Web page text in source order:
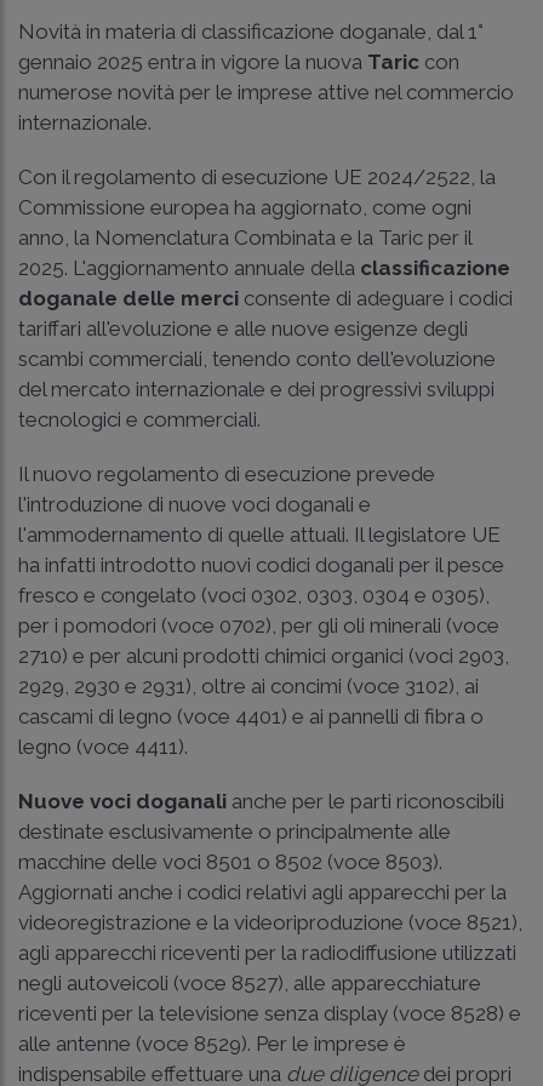
Novità in materia di classificazione doganale, dal 1°
gennaio 2025 entra in vigore la nuova Taric con
numerose novità per le imprese attive nel commercio
internazionale.
Con il regolamento di esecuzione UE 2024/2522, la
Commissione europea ha aggiornato, come ogni
anno, la Nomenclatura Combinata e la Taric per il
2025. L'aggiornamento annuale della classificazione
doganale delle merci consente di adeguare i codici
tariffari all'evoluzione e alle nuove esigenze degli
scambi commerciali, tenendo conto dell'evoluzione
del mercato internazionale e dei progressivi sviluppi
tecnologici e commerciali.
Il nuovo regolamento di esecuzione prevede
l'introduzione di nuove voci doganali e
l'ammodernamento di quelle attuali. Il legislatore UE
ha infatti introdotto nuovi codici doganali per il pesce
fresco e congelato (voci 0302, 0303, 0304 e 0305),
per i pomodori (voce 0702), per gli oli minerali (voce
2710) e per alcuni prodotti chimici organici (voci 2903,
2929, 2930 e 2931), oltre ai concimi (voce 3102), ai
cascami di legno (voce 4401) e ai pannelli di fibra o
legno (voce 4411).
Nuove voci doganali anche per le parti riconoscibili
destinate esclusivamente o principalmente alle
macchine delle voci 8501 o 8502 (voce 8503).
Aggiornati anche i codici relativi agli apparecchi per la
videoregistrazione e la videoriproduzione (voce 8521),
agli apparecchi riceventi per la radiodiffusione utilizzati
negli autoveicoli (voce 8527), alle apparecchiature
riceventi per la televisione senza display (voce 8528) e
alle antenne (voce 8529). Per le imprese è
indispensabile effettuare una due diligence dei propri